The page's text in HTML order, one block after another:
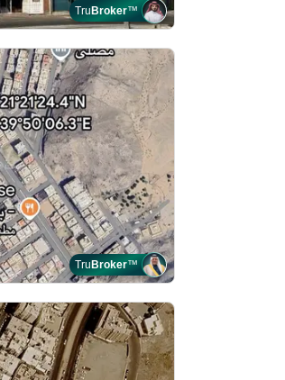
TruBroker™
TruBroker™